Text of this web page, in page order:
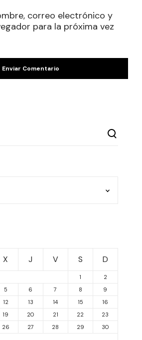
correo electrónico y
para la próxima vez
X J V S D
1
2
5 6 7 8
9
12 13 14 15
16
19 20 21 22
23
26 27 28 29
30